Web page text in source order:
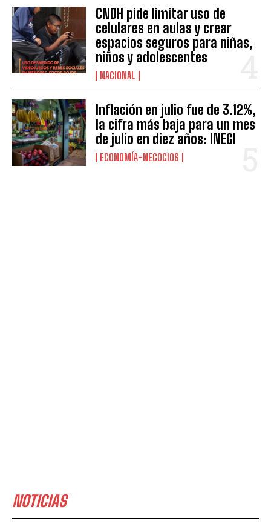
CNDH pide limitar uso de
celulares en aulas y crear
espacios seguros para niñas,
niños y adolescentes
NACIONAL
Inflación en julio fue de 3.12%,
la cifra más baja para un mes
de julio en diez años: INEGI
ECONOMÍA-NEGOCIOS
NOTICIAS